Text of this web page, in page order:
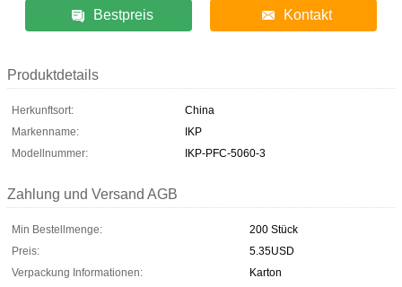
Bestpreis Kontakt
Produktdetails
Herkunftsort:
China
Markenname:
IKP
Modellnummer:
IKP-PFC-5060-3
Zahlung und Versand AGB
Min Bestellmenge:
200 Stück
Preis:
5.35USD
Verpackung Informationen:
Karton